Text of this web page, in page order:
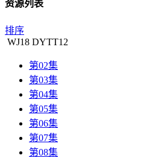
资源列表
排序
WJ18 DYTT12
第02集
第03集
第04集
第05集
第06集
第07集
第08集